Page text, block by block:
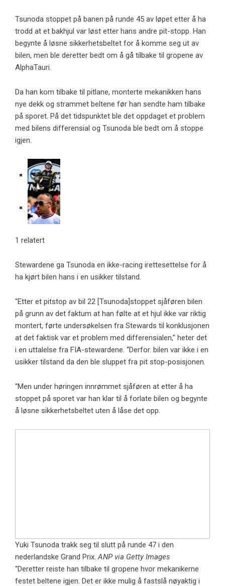
Tsunoda stoppet på banen på runde 45 av løpet etter å ha
trodd at et bakhjul var løst etter hans andre pit-stopp. Han
begynte å løsne sikkerhetsbeltet for å komme seg ut av
bilen, men ble deretter bedt om å gå tilbake til gropene av
AlphaTauri.
Da han kom tilbake til pitlane, monterte mekanikken hans
nye dekk og strammet beltene før han sendte ham tilbake
på sporet. På det tidspunktet ble det oppdaget et problem
med bilens differensial og Tsunoda ble bedt om å stoppe
igjen.
1 relatert
Stewardene ga Tsunoda en ikke-racing irettesettelse for å
ha kjørt bilen hans i en usikker tilstand.
“Etter et pitstop av bil 22 [Tsunoda]stoppet sjåføren bilen
på grunn av det faktum at han følte at et hjul ikke var riktig
montert, førte undersøkelsen fra Stewards til konklusjonen
at det faktisk var et problem med differensialen,” heter det
i en uttalelse fra FIA-stewardene. “Derfor. bilen var ikke i en
usikker tilstand da den ble sluppet fra pit stop-posisjonen.
“Men under høringen innrømmet sjåføren at etter å ha
stoppet på sporet var han klar til å forlate bilen og begynte
å løsne sikkerhetsbeltet uten å låse det opp.
Yuki Tsunoda trakk seg til slutt på runde 47 i den
nederlandske Grand Prix.ANP via Getty Images
“Deretter reiste han tilbake til gropene hvor mekanikerne
festet beltene igjen. Det er ikke mulig å fastslå nøyaktig i